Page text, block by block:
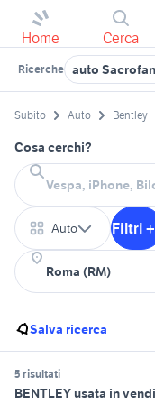
Home Cerca
Ricerche auto
Subito Auto Bentley
Cosa cerchi?
Auto Filtri
Salva ricerca
5 risultati
BENTLEY usata in